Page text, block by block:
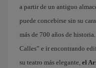
a partir de un antiguo
puede concebirse sin su
más de 700 años de
Calles” e ir encontrando
su teatro más elegante, el